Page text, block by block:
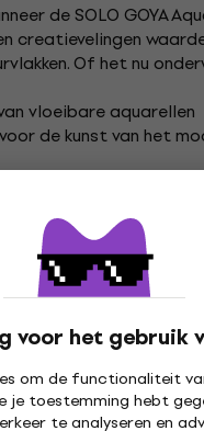
voor het gebruik
om de functionaliteit
je toestemming hebt
te analyseren en
de SOLO GOYA
Of het nu
vloeibare aquarellen
de kunst van het
lijnen tot grote,
worden